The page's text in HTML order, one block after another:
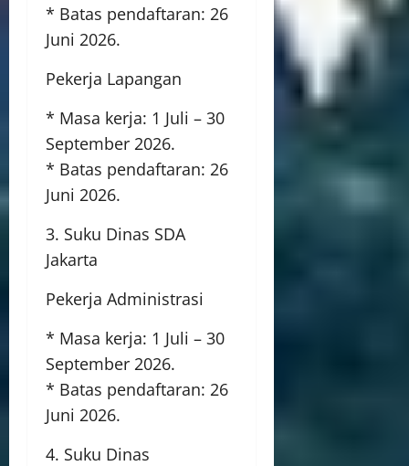
* Batas pendaftaran: 26
Juni 2026.
Pekerja Lapangan
* Masa kerja: 1 Juli – 30
September 2026.
* Batas pendaftaran: 26
Juni 2026.
3. Suku Dinas SDA
Jakarta
Pekerja Administrasi
* Masa kerja: 1 Juli – 30
September 2026.
* Batas pendaftaran: 26
Juni 2026.
4. Suku Dinas